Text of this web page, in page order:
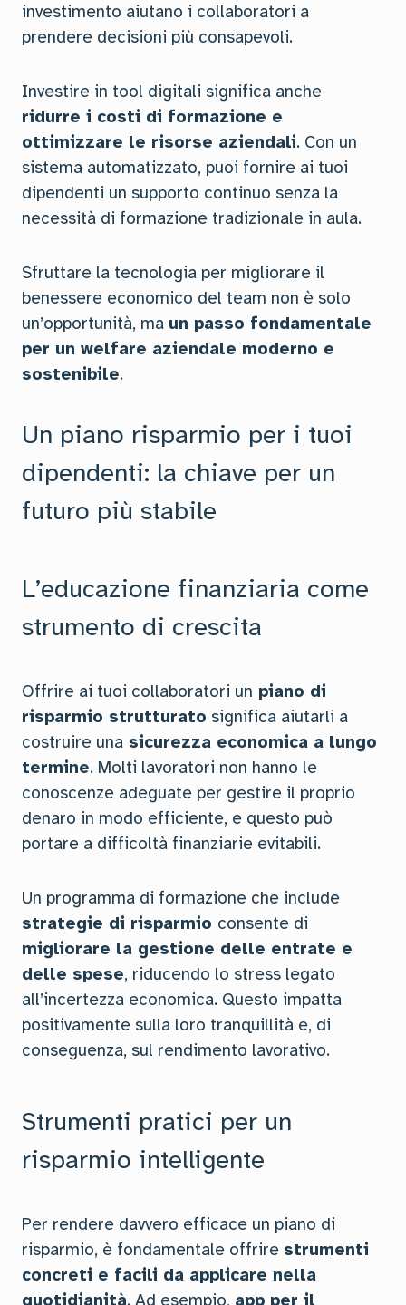
investimento aiutano i collaboratori a
prendere decisioni più consapevoli.
Investire in tool digitali significa anche
ridurre i costi di formazione e
ottimizzare le risorse aziendali. Con un
sistema automatizzato, puoi fornire ai tuoi
dipendenti un supporto continuo senza la
necessità di formazione tradizionale in aula.
Sfruttare la tecnologia per migliorare il
benessere economico del team non è solo
un’opportunità, ma un passo fondamentale
per un welfare aziendale moderno e
sostenibile.
Un piano risparmio per i tuoi
dipendenti: la chiave per un
futuro più stabile
L’educazione finanziaria come
strumento di crescita
Offrire ai tuoi collaboratori un piano di
risparmio strutturato significa aiutarli a
costruire una sicurezza economica a lungo
termine. Molti lavoratori non hanno le
conoscenze adeguate per gestire il proprio
denaro in modo efficiente, e questo può
portare a difficoltà finanziarie evitabili.
Un programma di formazione che include
strategie di risparmio consente di
migliorare la gestione delle entrate e
delle spese, riducendo lo stress legato
all’incertezza economica. Questo impatta
positivamente sulla loro tranquillità e, di
conseguenza, sul rendimento lavorativo.
Strumenti pratici per un
risparmio intelligente
Per rendere davvero efficace un piano di
risparmio, è fondamentale offrire strumenti
concreti e facili da applicare nella
quotidianità. Ad esempio, app per il